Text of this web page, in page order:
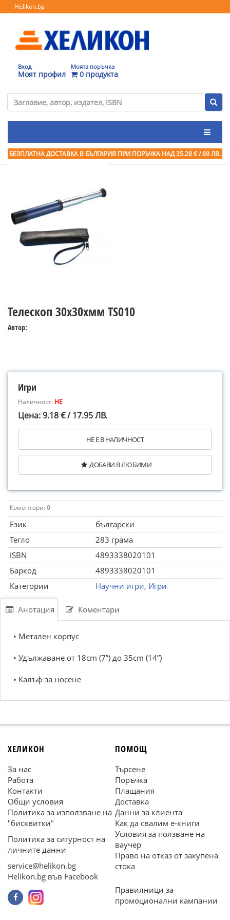
Helikon.bg
Вход
Моят профил
Моята поръчка
0 продукта
БЕЗПЛАТНА ДОСТАВКА В БЪЛГАРИЯ ПРИ ПОРЪЧКА НАД 35.28 € / 69 ЛВ.
Телескоп 30х30хмм TS010
Автор:
Игри
Наличност: НЕ
Цена: 9.18 € / 17.95 ЛВ.
НЕ Е В НАЛИЧНОСТ
ДОБАВИ В ЛЮБИМИ
Коментари: 0
Език
български
Тегло
283 грама
ISBN
4893338020101
Баркод
4893338020101
Категории
Научни игри, Игри
Анотация Коментари
• Метален корпус
• Удължаване от 18cm (7”) до 35cm (14”)
• Калъф за носене
ХЕЛИКОН
За нас
Работа
Контакти
Общи условия
Политика за използване на
"бисквитки"
Политика за сигурност на
личните данни
service@helikon.bg
Helikon.bg във Facebook
ПОМОЩ
Търсене
Поръчка
Плащания
Доставка
Данни за клиента
Как да свалим е-книги
Условия за ползване на
ваучер
Право на отказ от закупена
стока
Правилници за
промоционални кампании